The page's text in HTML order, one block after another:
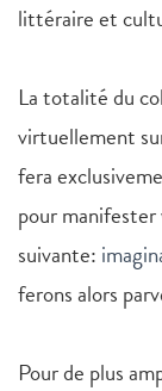
littéraire et
La totalité du
virtuellement
fera
pour
suivante:
ferons alors
Pour de plus